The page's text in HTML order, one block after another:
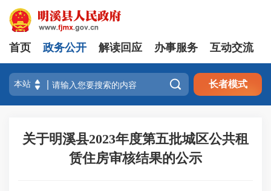
首页 政务公开 解读回应 办事服务 互动交流
 长者模式
关于明溪县2023年度第五批城区公共租
赁住房审核结果的公示